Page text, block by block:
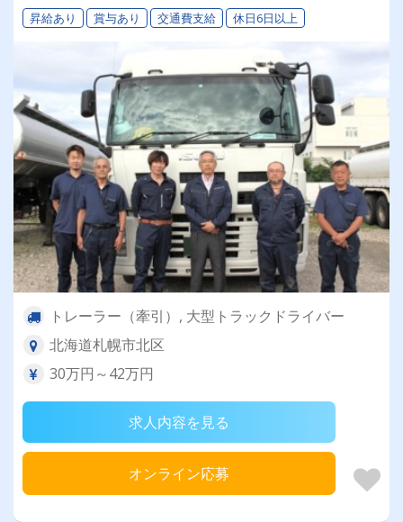
昇給あり 賞与あり 交通費支給 休日6日以上
トレーラー（牽引）, 大型トラックドライバー
北海道札幌市北区
30万円～42万円
求人内容を見る
オンライン応募